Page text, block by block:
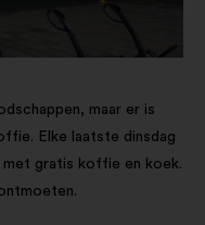
maar er is
Elke laatste dinsdag
gratis koffie en koek.